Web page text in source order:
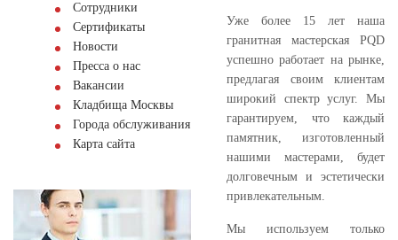
Сотрудники
Сертификаты
Новости
Пресса о нас
Вакансии
Кладбища Москвы
Города обслуживания
Карта сайта
Уже более 15 лет наша
гранитная мастерская PQD
успешно работает на рынке,
предлагая своим клиентам
широкий спектр услуг. Мы
гарантируем, что каждый
памятник, изготовленный
нашими мастерами, будет
долговечным и эстетически
привлекательным.
Мы используем только